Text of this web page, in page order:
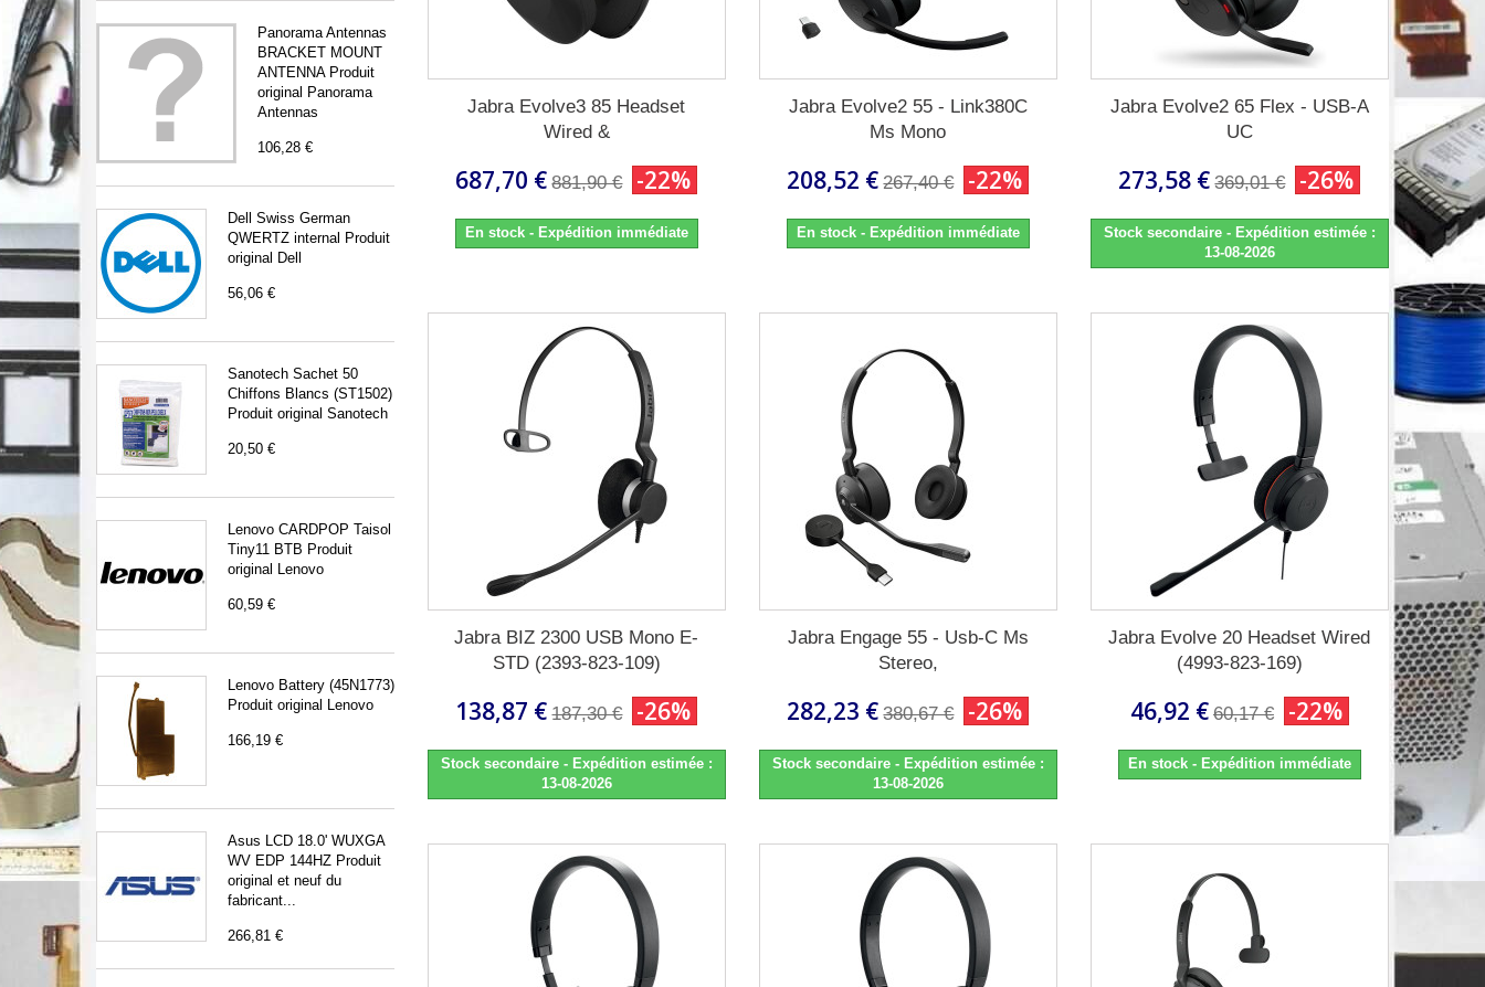
Panorama Antennas
BRACKET MOUNT
ANTENNA Produit
original Panorama
Antennas
106,28 €
Dell Swiss German
QWERTZ internal Produit
original Dell
56,06 €
Sanotech Sachet 50
Chiffons Blancs (ST1502)
Produit original Sanotech
20,50 €
Lenovo CARDPOP Taisol
Tiny11 BTB Produit
original Lenovo
60,59 €
Lenovo Battery (45N1773)
Produit original Lenovo
166,19 €
Asus LCD 18.0' WUXGA
WV EDP 144HZ Produit
original et neuf du
fabricant...
266,81 €
Jabra Evolve3 85 Headset
Wired &
687,70 € 881,90 € -22%
En stock - Expédition immédiate
Jabra Evolve2 55 - Link380C
Ms Mono
208,52 € 267,40 € -22%
En stock - Expédition immédiate
Jabra Evolve2 65 Flex - USB-A
UC
273,58 € 369,01 € -26%
Stock secondaire - Expédition estimée :
13-08-2026
Jabra BIZ 2300 USB Mono E-
STD (2393-823-109)
138,87 € 187,30 € -26%
Stock secondaire - Expédition estimée :
13-08-2026
Jabra Engage 55 - Usb-C Ms
Stereo,
282,23 € 380,67 € -26%
Stock secondaire - Expédition estimée :
13-08-2026
Jabra Evolve 20 Headset Wired
(4993-823-169)
46,92 € 60,17 € -22%
En stock - Expédition immédiate